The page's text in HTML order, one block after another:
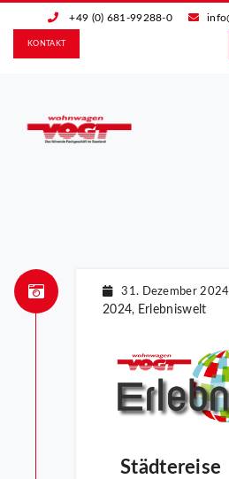
+49 (0) 681-99288-0
KONTAKT
31. Dezember 2024
2024, Erlebniswelt
Städtereise